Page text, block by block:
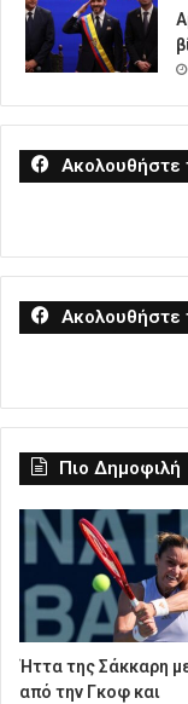
Ακολουθήστε
Ακολουθήστε
Πιο Δημοφιλή
Ήττα της Σάκκαρη
από την Γκοφ και